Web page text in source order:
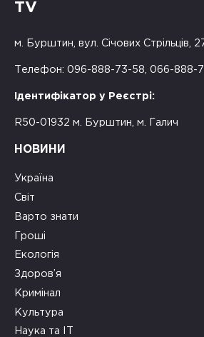
TV
м. Бурштин, вул. Січових Стрільців,
Телефон: 096-888-73-58, 066-888-
Ідентифікатор у Реєстрі:
R50-01932 м. Бурштин, м. Галич
НОВИНИ
Україна
Світ
Варто знати
Гроші
Екологія
Здоров’я
Кримінал
Культура
Наука та ІТ